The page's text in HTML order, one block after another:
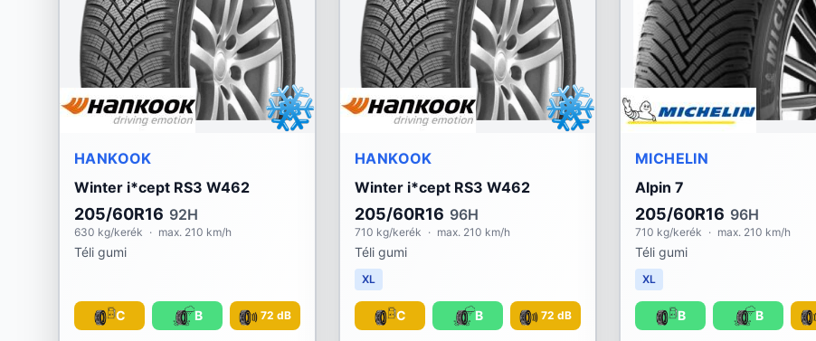
HANKOOK
Winter i*cept RS3 W462
205/60R16 92H
630 kg/kerék · max. 210 km/h
Téli gumi
C B 72 dB
HANKOOK
Winter i*cept RS3 W462
205/60R16 96H
710 kg/kerék · max. 210 km/h
Téli gumi
XL
C B 72 dB
MICHELIN
Alpin 7
205/60R16 96H
710 kg/kerék · max. 210 km/h
Téli gumi
XL
B B